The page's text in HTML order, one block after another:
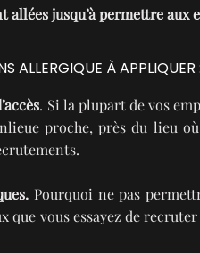
jusqu’à permettre
ALLERGIQUE À APPLIQUER :
. Si la plupart de vos
proche, près du lieu
Pourquoi ne pas
vous essayez de